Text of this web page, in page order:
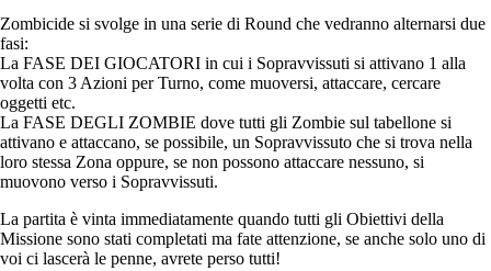
Zombicide si svolge in una serie di Round che vedranno alternarsi due
fasi:
La FASE DEI GIOCATORI in cui i Sopravvissuti si attivano 1 alla
volta con 3 Azioni per Turno, come muoversi, attaccare, cercare
oggetti etc.
La FASE DEGLI ZOMBIE dove tutti gli Zombie sul tabellone si
attivano e attaccano, se possibile, un Sopravvissuto che si trova nella
loro stessa Zona oppure, se non possono attaccare nessuno, si
muovono verso i Sopravvissuti.
La partita è vinta immediatamente quando tutti gli Obiettivi della
Missione sono stati completati ma fate attenzione, se anche solo uno di
voi ci lascerà le penne, avrete perso tutti!